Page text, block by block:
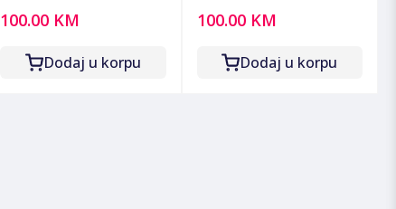
vodootporan, WiFi,
BT, 208 mAh -
100.00 KM
Dodaj u korpu
Bluetooth, IP67 - Y32
Pink
100.00 KM
Dodaj u korpu